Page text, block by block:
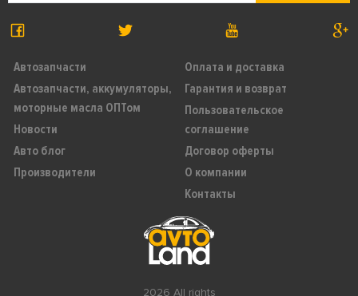
2026 All rights
Автозапчасти
Автозапчасти, аккумуляторы,
моторные масла ОПТом
Новости
Авто блог
Производители
Оплата и доставка
Гарантия и возврат
Пользовательское
соглашение
Договор оферты
О компании
Контакты